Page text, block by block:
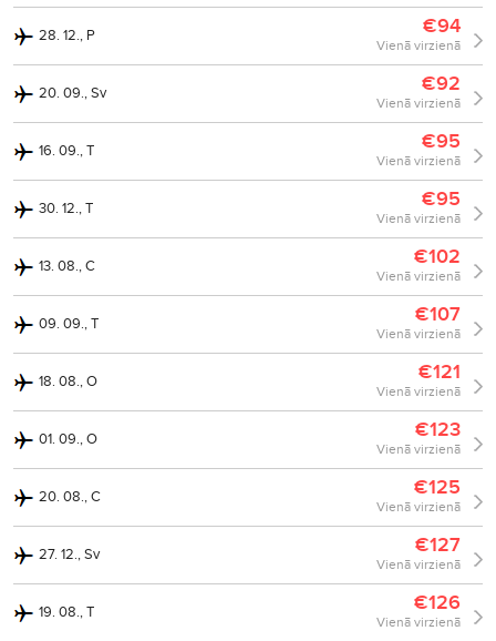
28. 12., P €94
Vienā virzienā
20. 09., Sv €92
Vienā virzienā
16. 09., T €95
Vienā virzienā
30. 12., T €95
Vienā virzienā
13. 08., C €102
Vienā virzienā
09. 09., T €107
Vienā virzienā
18. 08., O €121
Vienā virzienā
01. 09., O €123
Vienā virzienā
20. 08., C €125
Vienā virzienā
27. 12., Sv €127
Vienā virzienā
19. 08., T €126
Vienā virzienā